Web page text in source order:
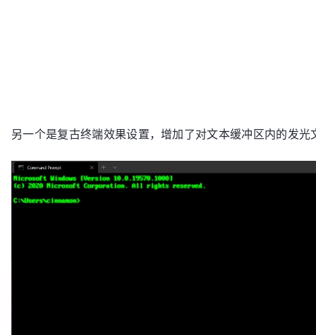
另一个是复古终端效果设置，增加了对文本缓冲区内的发